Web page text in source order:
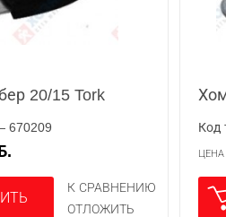
20/15 Tork
670209
К СРАВНЕНИЮ
ОТЛОЖИТЬ
Код
ЦЕНА